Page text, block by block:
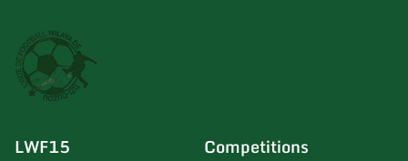
LWF15 Competitions